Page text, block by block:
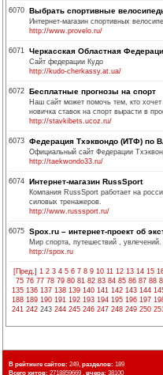
6070 Выбрать спортивные
Интернет-магазин спортивных
http://www.provelo.ru/
6071 Черкасская Областная
Сайт федерации Кудо
http://kudo-cherkassy.at.ua/
6072 Бесплатные прогнозы на спорт
Наш сайт может помочь тем, кто хочет
новичка ставок на спорт вырасти в
http://stavkibets.ucoz.ru/
6073 Федерация Тхэквондо (ИТФ) по
Официальный сайт Федерации
http://taekwondo33.ru/
6074 Интернет-магазин RussSport
Компания RussSport работает на
силовых тренажеров.
http://www.russsport.ru/
6075 Spox.ru – интернет-проект об
Мир спорта, путешествий ,
http://spox.ru
[Пред.] 1 2 3 4 5 6 7 8 9 10 11 12 13 14 15
75 76 77 78 79 80 81 82 83 84 85 86 87 88
135 136 137 138 139 140 141 142 143 144
188 189 190 191 192 193 194 195 196 197
241 242243 244 245 246 247 248 249 250
В рейтинге сайтов: 249, разделов: 189
Всего хитов: 2718859669 , вчера: 38100